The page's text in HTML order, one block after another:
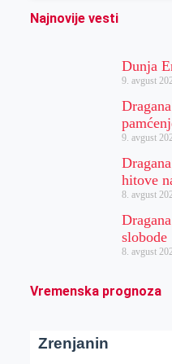
Najnovije vesti
Dunja
9. avgust
9. avgust
hitove
8. avgust
slobode
8. avgust
Vremenska prognoza